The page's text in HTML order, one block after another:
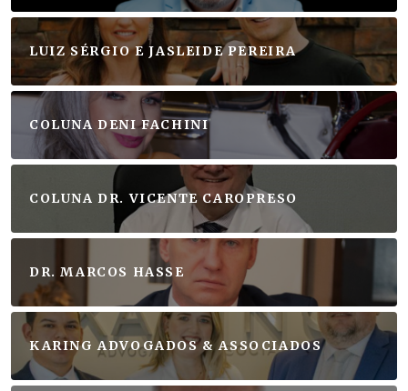
LUIZ SÉRGIO E JASLEIDE PEREIRA
COLUNA DENI FACHINI
COLUNA DR. VICENTE CAROPRESO
DR. MARCOS HASSE
KARING ADVOGADOS & ASSOCIADOS